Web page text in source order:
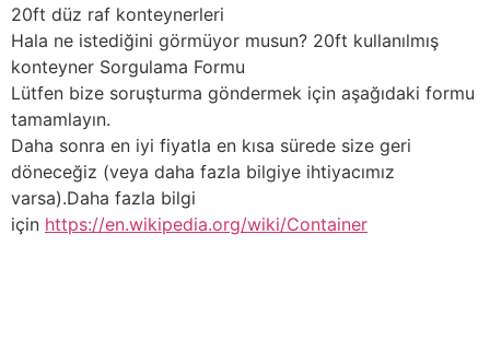
20ft düz raf konteynerleri
Hala ne istediğini görmüyor musun? 20ft kullanılmış
konteyner Sorgulama Formu
Lütfen bize soruşturma göndermek için aşağıdaki formu
tamamlayın.
Daha sonra en iyi fiyatla en kısa sürede size geri
döneceğiz (veya daha fazla bilgiye ihtiyacımız
varsa).Daha fazla bilgi
için https://en.wikipedia.org/wiki/Container